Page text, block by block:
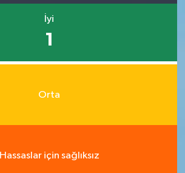
İyi
1
Orta
Hassaslar için sağlıksız